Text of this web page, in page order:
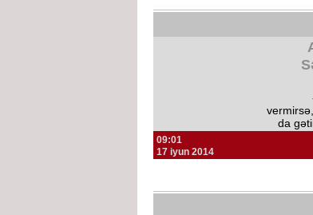
da
09:01
17 iyun 2014